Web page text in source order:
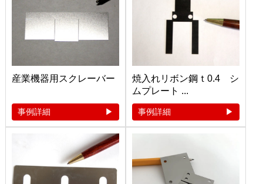
産業機器用スクレーバー
事例詳細
焼入れリボン鋼ｔ0.4 シ
ムプレート ...
事例詳細